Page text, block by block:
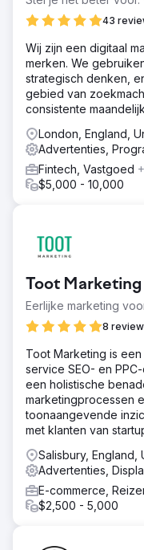
43
Wij zijn een digitaal
merken. We
strategisch denken,
gebied van
consistente
London, England,
Advertenties,
Fintech, Vastgoed
$5,000 - 10,000
Toot Marketing
Eerlijke marketing
8
Toot Marketing is
service SEO- en
een holistische
marketingprocessen
toonaangevende
met klanten van
Salisbury, England,
Advertenties,
E-commerce,
$2,500 - 5,000